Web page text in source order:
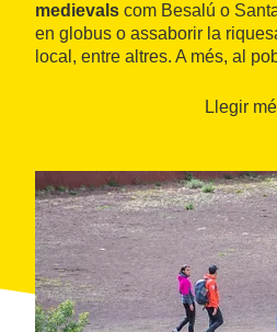
medievals com Besalú o
en globus o assaborir la
local, entre altres. A més, al
mateix, a tan sols cincLlegir